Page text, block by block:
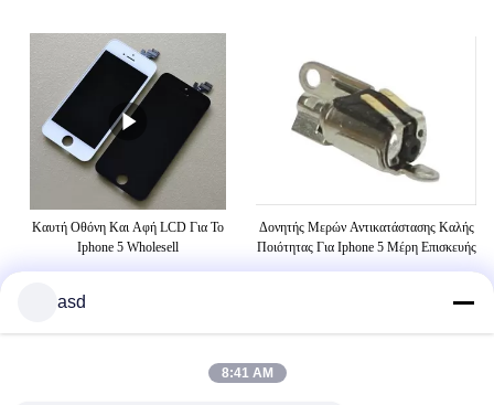
Καυτή Οθόνη Και Αφή LCD Για Το
Iphone 5 Wholesell
Δονητής Μερών Αντικατάστασης Καλής
Ποιότητας Για Iphone 5 Μέρη Επισκευής
ΕΤΙΚΈΤΤΕΣ
φίλτρο νερού ψυγείων της Γερμανίας
asd
8:41 AM